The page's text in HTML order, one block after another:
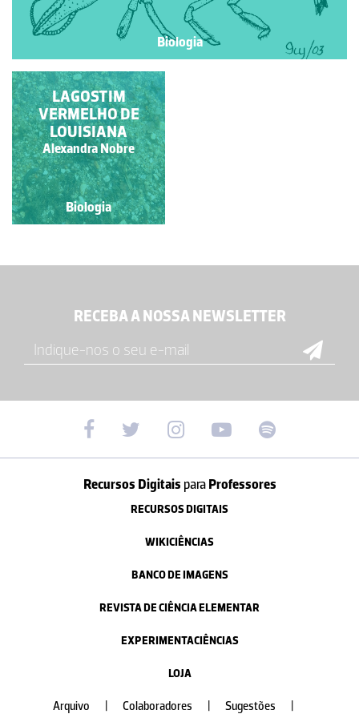
Biologia
LAGOSTIM
VERMELHO DE
LOUISIANA
Alexandra Nobre
Biologia
RECEBA A NOSSA NEWSLETTER
Recursos Digitais paraProfessores
RECURSOS DIGITAIS
WIKICIÊNCIAS
BANCO DE IMAGENS
REVISTA DE CIÊNCIA ELEMENTAR
EXPERIMENTACIÊNCIAS
LOJA
Arquivo Colaboradores Sugestões